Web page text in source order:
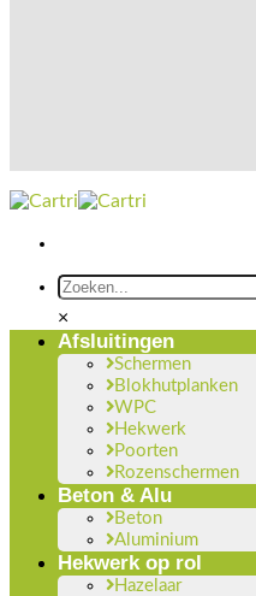
×
Afsluitingen
Schermen
Blokhutplanken
WPC
Hekwerk
Poorten
Rozenschermen
Beton & Alu
Beton
Aluminium
Hekwerk op rol
Hazelaar